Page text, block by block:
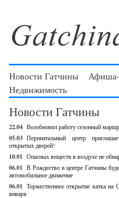
Новости Гатчины
Недвижимость
Новости Гатчины
22.04 Возобновил работу сезонный
05.03 Перинатальный центр
открытых дверей!
10.01 Опасных веществ в воздухе не
06.01 В Рождество в центре Гатчины
автомобильное движение
06.01 Торжественное открытие катка на
января